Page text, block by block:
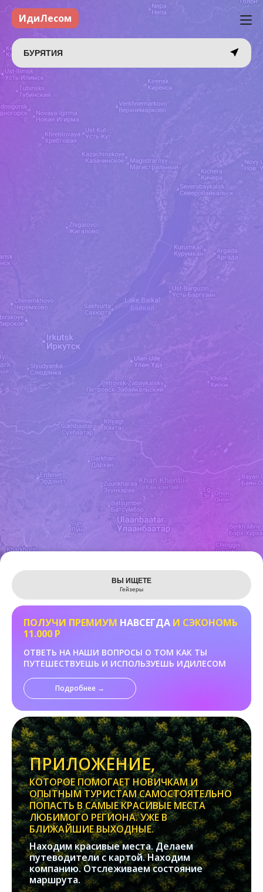
Leaflet
ИдиЛесом
БУРЯТИЯ
ВЫ ИЩЕТЕ
Гейзеры
ПОЛУЧИ ПРЕМИУМ НАВСЕГДА И СЭКОНОМЬ
11.000 Р
ОТВЕТЬ НА НАШИ ВОПРОСЫ О ТОМ КАК ТЫ
ПУТЕШЕСТВУЕШЬ И ИСПОЛЬЗУЕШЬ ИДИЛЕСОМ
Подробнее →
ПРИЛОЖЕНИЕ,
КОТОРОЕ ПОМОГАЕТ НОВИЧКАМ И
ОПЫТНЫМ ТУРИСТАМ САМОСТОЯТЕЛЬНО
ПОПАСТЬ В САМЫЕ КРАСИВЫЕ МЕСТА
ЛЮБИМОГО РЕГИОНА. УЖЕ В
БЛИЖАЙШИЕ ВЫХОДНЫЕ.
Находим красивые места. Делаем
путеводители с картой. Находим
компанию. Отслеживаем состояние
маршрута.